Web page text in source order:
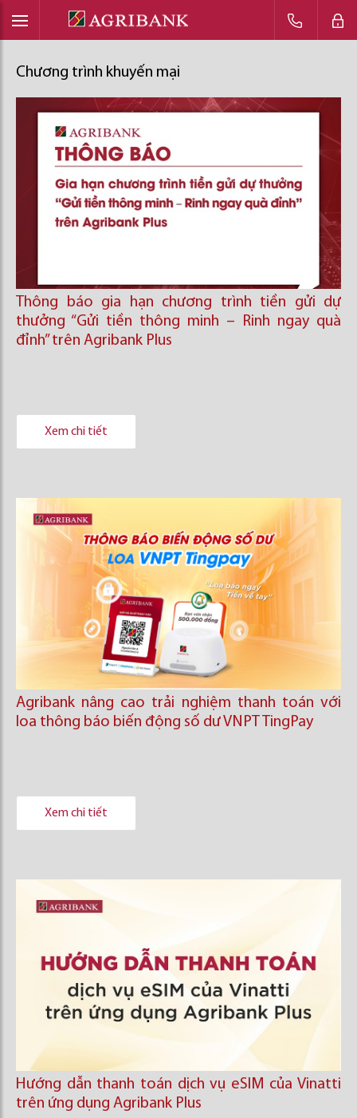
Chương trình khuyến mại
Thông báo gia hạn chương trình tiền gửi dự
thưởng “Gửi tiền thông minh – Rinh ngay quà
đỉnh” trên Agribank Plus
Xem chi tiết
Agribank nâng cao trải nghiệm thanh toán với
loa thông báo biến động số dư VNPT TingPay
Xem chi tiết
Hướng dẫn thanh toán dịch vụ eSIM của Vinatti
trên ứng dụng Agribank Plus